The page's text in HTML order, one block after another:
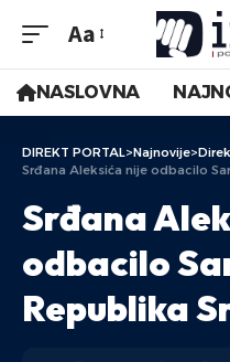
Aa
NASLOVNA
DIREKT PORTAL>Najnovije>
Srđana Aleksića nije odbacilo
Srđana
odbacilo
Republika